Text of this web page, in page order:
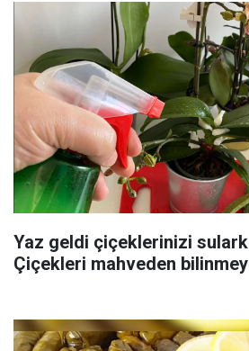
Yaz geldi çiçeklerinizi
Çiçekleri mahveden